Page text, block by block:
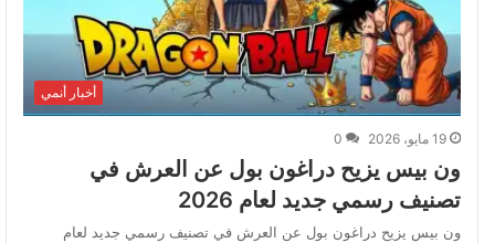
أخبار أنمي
19 مايو، 2026 0
ون بيس يزيح دراغون بول عن العرش في
تصنيف رسمي جديد لعام 2026
ون بيس يزيح دراغون بول عن العرش في تصنيف رسمي جديد لعام